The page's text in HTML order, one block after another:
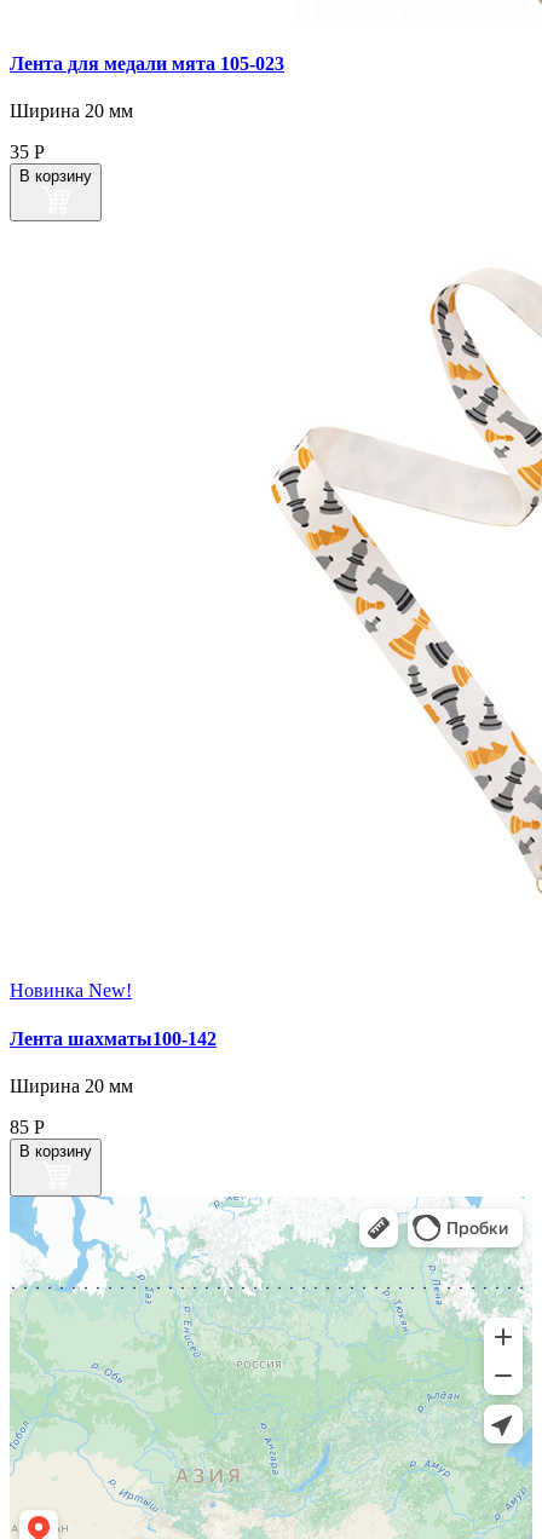
Лента для медали мята 105‑023
Ширина 20 мм
35 Р
В корзину
Новинка New!
Лента шахматы100-142
Ширина 20 мм
85 Р
В корзину